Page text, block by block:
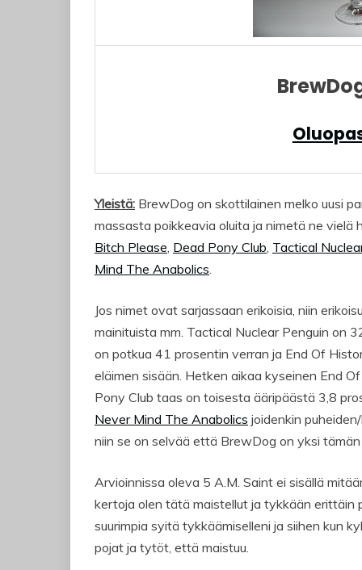
Yleistä: BrewDog on skottilainen melko uusi
massasta poikkeavia oluita ja nimetä ne vielä
Bitch Please, Dead Pony Club, Tactical
Mind The Anabolics.
Jos nimet ovat sarjassaan erikoisia, niin
mainituista mm. Tactical Nuclear Penguin on
on potkua 41 prosentin verran ja End Of
eläimen sisään. Hetken aikaa kyseinen End
Pony Club taas on toisesta ääripäästä 3,8
Never Mind The Anabolics joidenkin
niin se on selvää että BrewDog on yksi
Arvioinnissa oleva 5 A.M. Saint ei sisällä
kertoja olen tätä maistellut ja tykkään erittäin
suurimpia syitä tykkäämiselleni ja siihen kun
pojat ja tytöt, että maistuu.